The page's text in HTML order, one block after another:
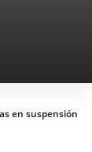
en suspensión